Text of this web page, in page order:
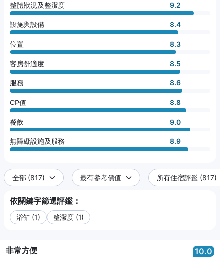
整體狀況及整潔度 9.2
設施與設備 8.4
位置 8.3
客房舒適度 8.5
服務 8.6
CP值 8.8
餐飲 9.0
無障礙設施及服務 8.9
全部 (817) 最有參考價值 所有住宿評鑑 (817)
依關鍵字篩選評鑑：
浴缸 (1) 整潔度 (1)
非常方便 10.0